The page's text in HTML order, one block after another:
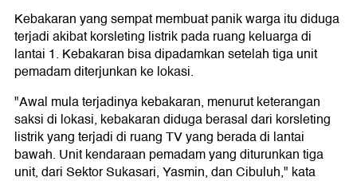
Kebakaran yang sempat membuat panik warga itu diduga
terjadi akibat korsleting listrik pada ruang keluarga di
lantai 1. Kebakaran bisa dipadamkan setelah tiga unit
pemadam diterjunkan ke lokasi.
"Awal mula terjadinya kebakaran, menurut keterangan
saksi di lokasi, kebakaran diduga berasal dari korsleting
listrik yang terjadi di ruang TV yang berada di lantai
bawah. Unit kendaraan pemadam yang diturunkan tiga
unit, dari Sektor Sukasari, Yasmin, dan Cibuluh," kata